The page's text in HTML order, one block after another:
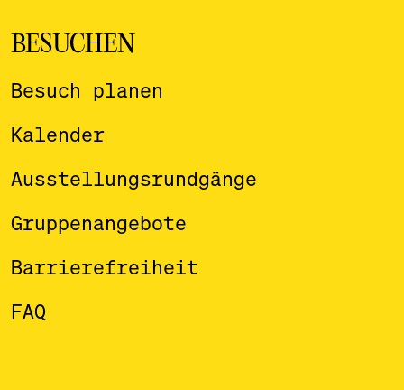
BESUCHEN
Besuch planen
Kalender
Ausstellungsrundgänge
Gruppenangebote
Barrierefreiheit
FAQ